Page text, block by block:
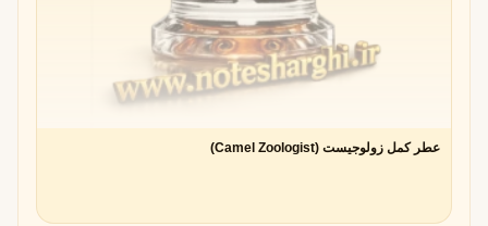
عطر کمل زولوجیست (Camel Zoologist)